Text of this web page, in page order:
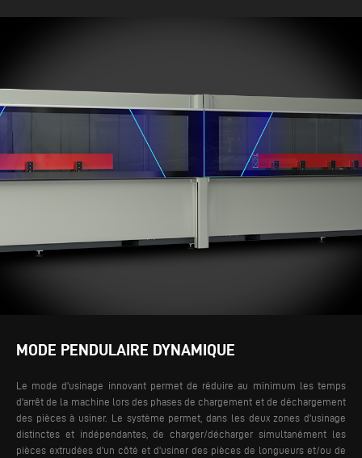
MODE PENDULAIRE DYNAMIQUE
Le mode d'usinage innovant permet de réduire au minimum les temps
d'arrêt de la machine lors des phases de chargement et de déchargement
des pièces à usiner. Le système permet, dans les deux zones d'usinage
distinctes et indépendantes, de charger/décharger simultanément les
pièces extrudées d'un côté et d'usiner des pièces de longueurs et/ou de